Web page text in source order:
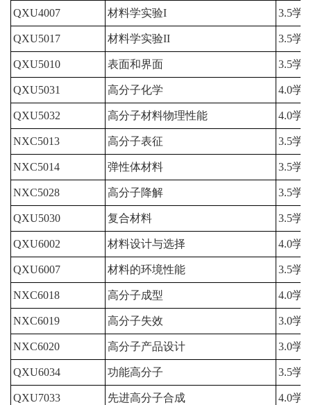
QXU4007 材料学实验I 3.5学
QXU5017 材料学实验II 3.5学
QXU5010 表面和界面 3.5学
QXU5031 高分子化学 4.0学
QXU5032 高分子材料物理性能 4.0学
NXC5013 高分子表征 3.5学
NXC5014 弹性体材料 3.5学
NXC5028 高分子降解 3.5学
QXU5030 复合材料 3.5学
QXU6002 材料设计与选择 4.0学
QXU6007 材料的环境性能 3.5学
NXC6018 高分子成型 4.0学
NXC6019 高分子失效 3.0学
NXC6020 高分子产品设计 3.0学
QXU6034 功能高分子 3.5学
QXU7033 先进高分子合成 4.0学